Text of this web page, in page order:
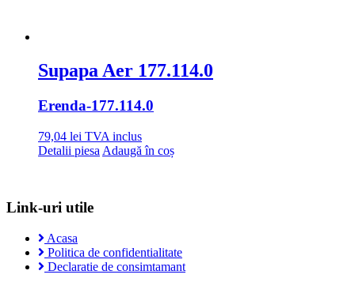
Supapa Aer 177.114.0
Erenda-177.114.0
79,04 lei TVA inclus
Detalii piesa Adaugă în coș
Link-uri utile
Acasa
Politica de confidentialitate
Declaratie de consimtamant